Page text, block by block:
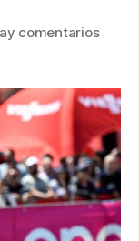
comentariosen
mala’:
no
gana
y
fue